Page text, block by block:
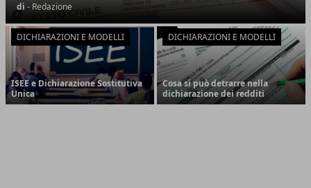
di - Redazione
DICHIARAZIONI E MODELLI
ISEE e Dichiarazione Sostitutiva
Unica
DICHIARAZIONI E MODELLI
Cosa si può detrarre nella
dichiarazione dei redditi